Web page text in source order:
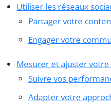
Utiliser les réseaux
Partager votre
Engager votre
Mesurer et ajuster votre
Suivre vos
Adapter votre